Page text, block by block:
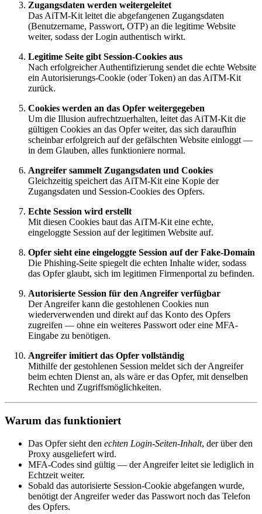
Zugangsdaten werden weitergeleitet
Das AiTM-Kit leitet die abgefangenen Zugangsdaten
(Benutzername, Passwort, OTP) an die legitime Website
weiter, sodass der Login authentisch wirkt.
Legitime Seite gibt Session-Cookies aus
Nach erfolgreicher Authentifizierung sendet die echte Website
ein Autorisierungs-Cookie (oder Token) an das AiTM-Kit
zurück.
Cookies werden an das Opfer weitergegeben
Um die Illusion aufrechtzuerhalten, leitet das AiTM-Kit die
gültigen Cookies an das Opfer weiter, das sich daraufhin
scheinbar erfolgreich auf der gefälschten Website einloggt —
in dem Glauben, alles funktioniere normal.
Angreifer sammelt Zugangsdaten und Cookies
Gleichzeitig speichert das AiTM-Kit eine Kopie der
Zugangsdaten und Session-Cookies des Opfers.
Echte Session wird erstellt
Mit diesen Cookies baut das AiTM-Kit eine echte,
eingeloggte Session auf der legitimen Website auf.
Opfer sieht eine eingeloggte Session auf der Fake-Domain
Die Phishing-Seite spiegelt die echten Inhalte wider, sodass
das Opfer glaubt, sich im legitimen Firmenportal zu befinden.
Autorisierte Session für den Angreifer verfügbar
Der Angreifer kann die gestohlenen Cookies nun
wiederverwenden und direkt auf das Konto des Opfers
zugreifen — ohne ein weiteres Passwort oder eine MFA-
Eingabe zu benötigen.
Angreifer imitiert das Opfer vollständig
Mithilfe der gestohlenen Session meldet sich der Angreifer
beim echten Dienst an, als wäre er das Opfer, mit denselben
Rechten und Zugriffsmöglichkeiten.
Warum das funktioniert
Das Opfer sieht den echten Login-Seiten-Inhalt, der über den
Proxy ausgeliefert wird.
MFA-Codes sind gültig — der Angreifer leitet sie lediglich in
Echtzeit weiter.
Sobald das autorisierte Session-Cookie abgefangen wurde,
benötigt der Angreifer weder das Passwort noch das Telefon
des Opfers.